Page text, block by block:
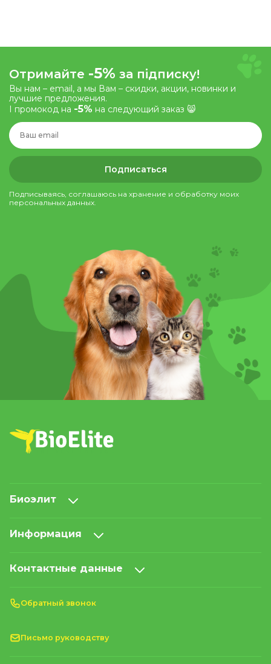
Отримайте -5% за підписку!
Вы нам – email, а мы Вам – скидки, акции, новинки и
лучшие предложения.
І промокод на -5% на следующий заказ 😸
Подписаться
Подписываясь, соглашаюсь на хранение и обработку моих
персональных данных.
Биоэлит
Информация
Контактные данные
Обратный звонок
Письмо руководству